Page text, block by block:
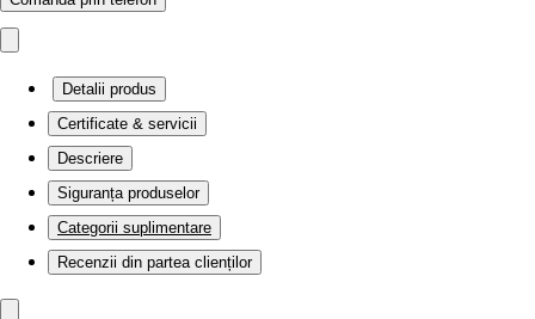
Detalii produs
Certificate & servicii
Descriere
Siguranța produselor
Categorii suplimentare
Recenzii din partea clienților